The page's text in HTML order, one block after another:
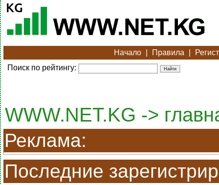
Начало Правила
Поиск по рейтингу:
WWW.NET.KG ->
Реклама:
Последние